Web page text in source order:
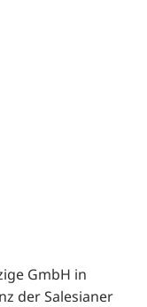
GmbH in
der Salesianer